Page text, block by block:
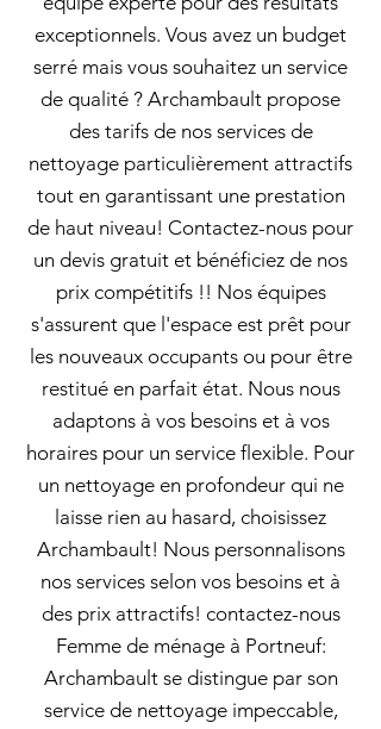
exceptionnels. Vous avez un budget
serré mais vous souhaitez un service
de qualité ? Archambault propose
des tarifs de nos services de
nettoyage particulièrement attractifs
tout en garantissant une prestation
de haut niveau! Contactez-nous pour
un devis gratuit et bénéficiez de nos
prix compétitifs !! Nos équipes
s'assurent que l'espace est prêt pour
les nouveaux occupants ou pour être
restitué en parfait état. Nous nous
adaptons à vos besoins et à vos
horaires pour un service flexible. Pour
un nettoyage en profondeur qui ne
laisse rien au hasard, choisissez
Archambault! Nous personnalisons
nos services selon vos besoins et à
des prix attractifs! contactez-nous
Femme de ménage à Portneuf:
Archambault se distingue par son
service de nettoyage impeccable,